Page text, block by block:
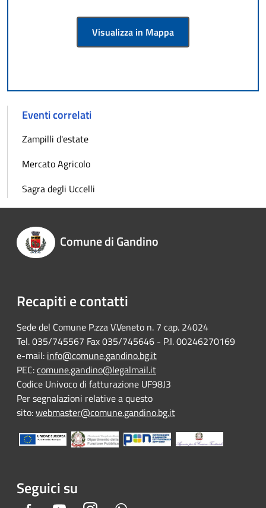
Visualizza in Mappa
Eventi correlati
Zampilli d'estate
Mercato Agricolo
Sagra degli Uccelli
Comune di Gandino
Recapiti e contatti
Sede del Comune P.zza V.Veneto n. 7 cap. 24024
Tel. 035/745567 Fax 035/745646 - P.I. 00246270169
e-mail: info@comune.gandino.bg.it
PEC:comune.gandino@legalmail.it
Codice Univoco di fatturazione UF98J3
Per segnalazioni relative a questo
sito:webmaster@comune.gandino.bg.it
Seguici su